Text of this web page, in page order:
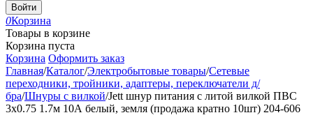
Войти
0Корзина
Товары в корзине
Корзина пуста
Корзина Оформить заказ
Главная/Каталог/Электробытовые товары/Сетевые
переходники, тройники, адаптеры, переключатели д/
бра/Шнуры с вилкой/Jett шнур питания с литой вилкой ПВС
3х0.75 1.7м 10А белый, земля (продажа кратно 10шт) 204-606